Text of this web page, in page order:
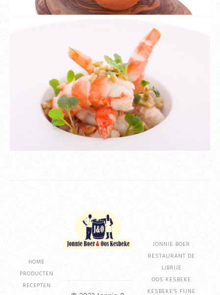
HOME
PRODUCTEN
RECEPTEN
JONNIE BOER
RESTAURANT DE
LIBRIJE
OOS KESBEKE
KESBEKE'S FIJNE